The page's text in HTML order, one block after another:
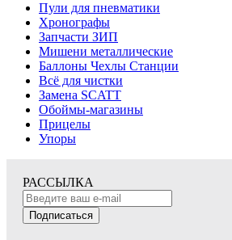
Пули для пневматики
Хронографы
Запчасти ЗИП
Мишени металлические
Баллоны Чехлы Станции
Всё для чистки
Замена SCATT
Обоймы-магазины
Прицелы
Упоры
РАССЫЛКА
Подписаться